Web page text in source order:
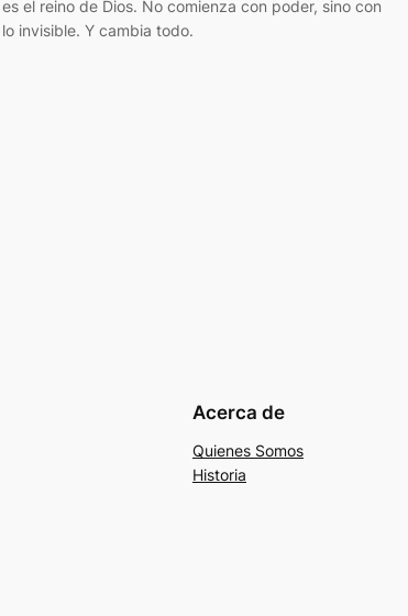
es el reino de Dios. No comienza con poder, sino con
lo invisible. Y cambia todo.
Acerca de
Quienes Somos
Historia